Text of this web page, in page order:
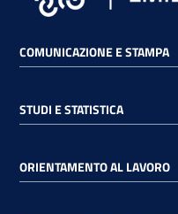
RSS
su
COMUNICAZIONE E STAMPA
STUDI E STATISTICA
ORIENTAMENTO AL LAVORO